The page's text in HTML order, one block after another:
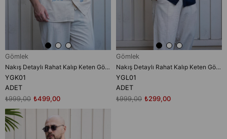
Gömlek
Nakış Detaylı Rahat Kalıp Keten Gömlek (YGK01)
YGK01
ADET
₺499,00
₺999,00
Gömlek
Nakış Detaylı Rahat Kalıp Keten Gömlek (YGL01)
YGL01
ADET
₺299,00
₺999,00